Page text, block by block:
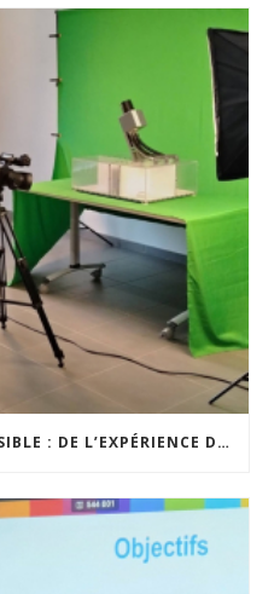
QUAND L’AIR DEVIENT VISIBLE : DE L’EXPÉRIENCE DE TERRAIN À UN OUTIL PÉDAGOGIQUE